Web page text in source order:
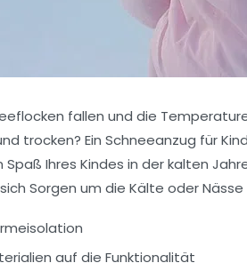
fallen und die
trocken? Ein Schneeanzug für
Ihres Kindes in der kalten
Sorgen um die Kälte oder
auf die Funktionalität